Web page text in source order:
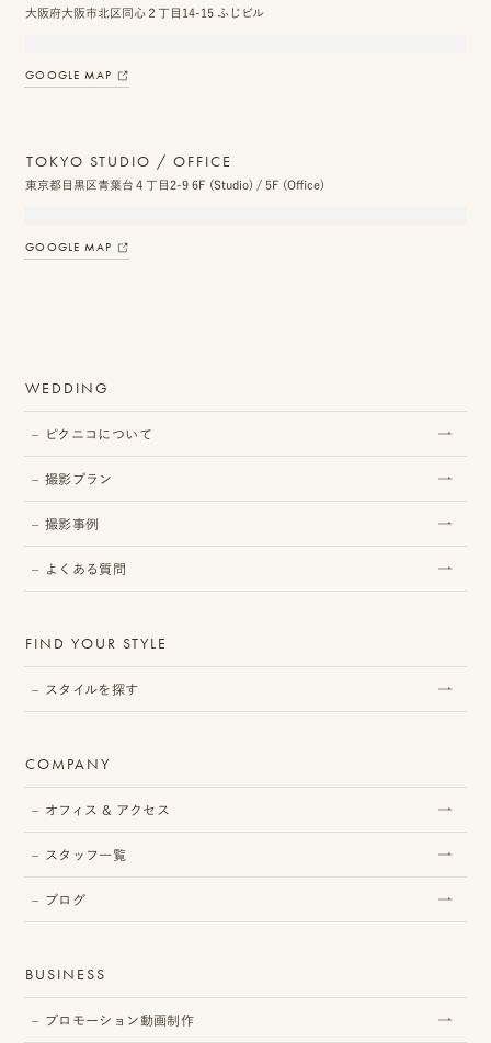
大阪府大阪市北区同心２丁目14-15 ふじビル
GOOGLE MAP
TOKYO STUDIO / OFFICE
東京都目黒区青葉台４丁目2-9 6F (Studio) / 5F (Office)
GOOGLE MAP
WEDDING
ピクニコについて
撮影プラン
撮影事例
よくある質問
FIND YOUR STYLE
スタイルを探す
COMPANY
オフィス & アクセス
スタッフ一覧
ブログ
BUSINESS
プロモーション動画制作